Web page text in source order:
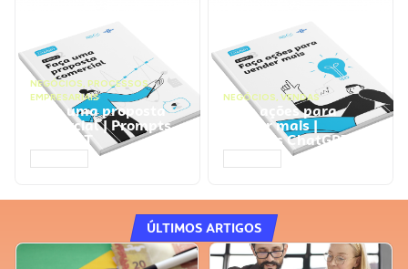
NEGÓCIOS, PROCESSOS
EMPRESARIAIS
Faça uma proposta
comercial | Prompts
ChatGPT
NEGÓCIOS, VENDAS
Faça ações para
vender mais |
Prompts ChatGPT
ÚLTIMOS ARTIGOS